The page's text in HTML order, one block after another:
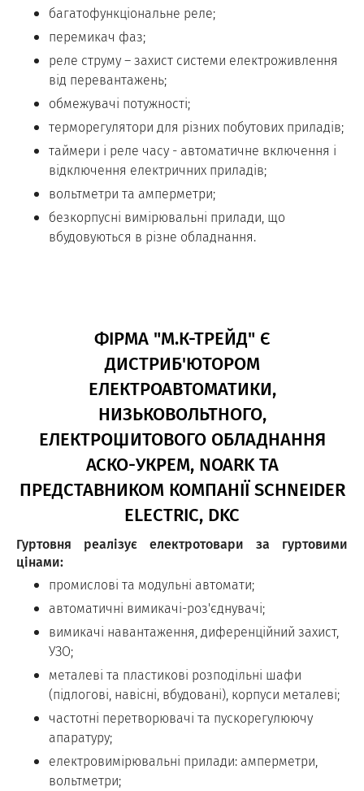
багатофункціональне реле;
перемикач фаз;
реле струму – захист системи електроживлення
від перевантажень;
обмежувачі потужності;
терморегулятори для різних побутових приладів;
таймери і реле часу - автоматичне включення і
відключення електричних приладів;
вольтметри та амперметри;
безкорпусні вимірювальні прилади, що
вбудовуються в різне обладнання.
ФІРМА "М.К-ТРЕЙД" Є
ДИСТРИБ'ЮТОРОМ
ЕЛЕКТРОАВТОМАТИКИ,
НИЗЬКОВОЛЬТНОГО,
ЕЛЕКТРОЩИТОВОГО ОБЛАДНАННЯ
АСКО-УКРЕМ, NOARK ТА
ПРЕДСТАВНИКОМ КОМПАНІЇ SCHNEIDER
ELECTRIC, DKC
Гуртовня реалізує електротовари за гуртовими
цінами:
промислові та модульні автомати;
автоматичні вимикачі-роз'єднувачі;
вимикачі навантаження, диференційний захист,
УЗО;
металеві та пластикові розподільні шафи
(підлогові, навісні, вбудовані), корпуси металеві;
частотні перетворювачі та пускорегулюючу
апаратуру;
електровимірювальні прилади: амперметри,
вольтметри;